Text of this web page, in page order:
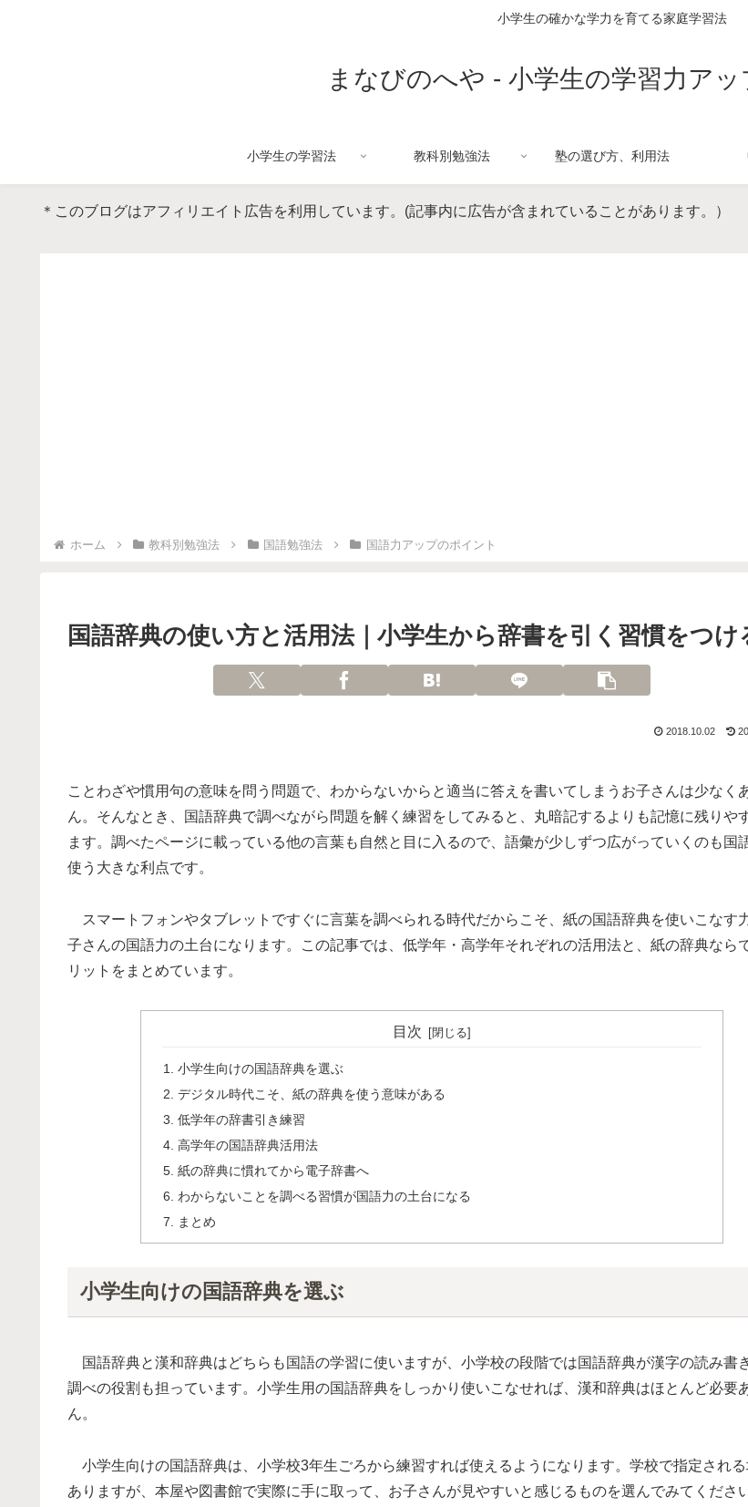
小学生の確かな学力を育てる家庭学習法
まなびのへや - 小学生の学習力アッ
小学生の学習法 教科別勉強法 塾の選び方、利用法
＊このブログはアフィリエイト広告を利用しています。(記事内に広告が含まれていることがあります。）
ホーム 教科別勉強法 国語勉強法 国語力アップのポイント
国語辞典の使い方と活用法｜小学生から辞書を引く習慣をつけ
2018.10.02
ことわざや慣用句の意味を問う問題で、わからないからと適当に答えを書いてしまうお子さんは少なく
ん。そんなとき、国語辞典で調べながら問題を解く練習をしてみると、丸暗記するよりも記憶に残りや
ます。調べたページに載っている他の言葉も自然と目に入るので、語彙が少しずつ広がっていくのも国
使う大きな利点です。
スマートフォンやタブレットですぐに言葉を調べられる時代だからこそ、紙の国語辞典を使いこなす
子さんの国語力の土台になります。この記事では、低学年・高学年それぞれの活用法と、紙の辞典なら
リットをまとめています。
目次
小学生向けの国語辞典を選ぶ
デジタル時代こそ、紙の辞典を使う意味がある
低学年の辞書引き練習
高学年の国語辞典活用法
紙の辞典に慣れてから電子辞書へ
わからないことを調べる習慣が国語力の土台になる
まとめ
小学生向けの国語辞典を選ぶ
国語辞典と漢和辞典はどちらも国語の学習に使いますが、小学校の段階では国語辞典が漢字の読み書
調べの役割も担っています。小学生用の国語辞典をしっかり使いこなせれば、漢和辞典はほとんど必要
ん。
小学生向けの国語辞典は、小学校3年生ごろから練習すれば使えるようになります。学校で指定される
ありますが、本屋や図書館で実際に手に取って、お子さんが見やすいと感じるものを選んでみてくださ